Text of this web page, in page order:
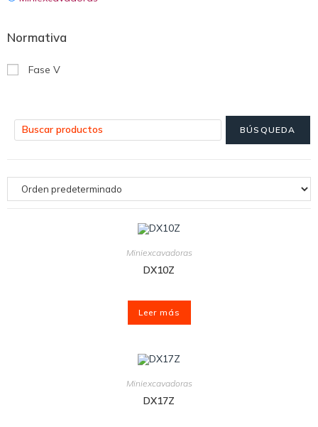
Normativa
Fase V
Miniexcavadoras
DX10Z
Leer más
Miniexcavadoras
DX17Z